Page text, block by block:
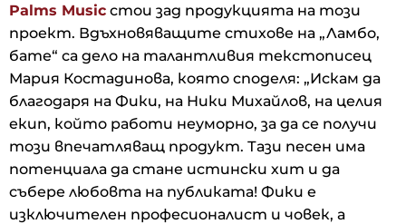
Palms Music стои зад продукцията на този
проект. Вдъхновяващите стихове на „Ламбо,
бате“ са дело на талантливия текстописец
Мария Костадинова, която споделя: „Искам да
благодаря на Фики, на Ники Михайлов, на целия
екип, който работи неуморно, за да се получи
този впечатляващ продукт. Тази песен има
потенциала да стане истински хит и да
събере любовта на публиката! Фики е
изключителен професионалист и човек, а